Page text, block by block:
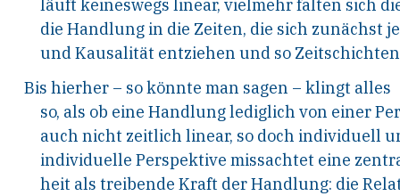
läuft keineswegs linear, vielmehr falten sich
die Handlung in die Zeiten, die sich zunächst
und Kausalität entziehen und so
Bis hierher – so könnte man sagen – klingt alles
so, als ob eine Handlung lediglich von einer
auch nicht zeitlich linear, so doch individuell
individuelle Perspektive missachtet eine
heit als treibende Kraft der Handlung: die